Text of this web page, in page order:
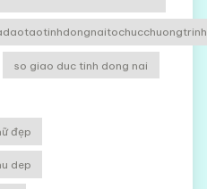
so giao duc tinh dong nai
đẹp
dep